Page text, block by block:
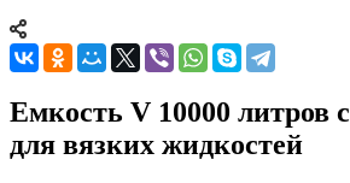
Емкость V 10000 литров
для вязких жидкостей